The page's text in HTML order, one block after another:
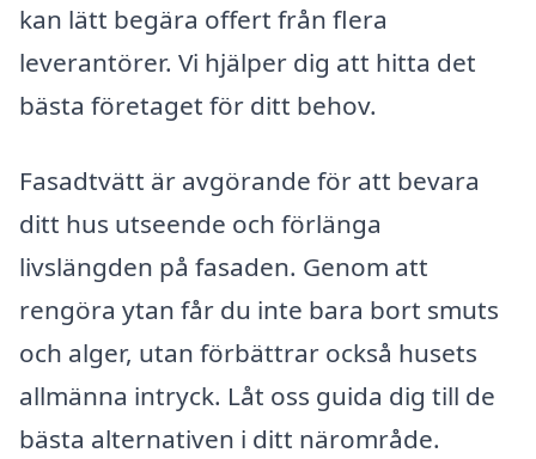
kan lätt begära offert från flera
leverantörer. Vi hjälper dig att hitta det
bästa företaget för ditt behov.
Fasadtvätt är avgörande för att bevara
ditt hus utseende och förlänga
livslängden på fasaden. Genom att
rengöra ytan får du inte bara bort smuts
och alger, utan förbättrar också husets
allmänna intryck. Låt oss guida dig till de
bästa alternativen i ditt närområde.